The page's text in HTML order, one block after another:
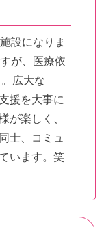
設になりま
が、医療依
広大な
援を大事に
が楽しく、
士、コミュ
います。笑